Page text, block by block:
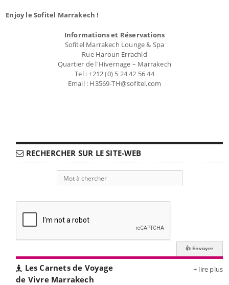
Enjoy le Sofitel Marrakech !
Informations et Réservations
Sofitel Marrakech Lounge & Spa
Rue Haroun Errachid
Quartier de l'Hivernage – Marrakech
Tel : +212 (0) 5 24 42 56 44
Email : H3569-TH@sofitel.com
RECHERCHER SUR LE SITE-WEB
Les Carnets de Voyage
de Vivre Marrakech
+ lire plus